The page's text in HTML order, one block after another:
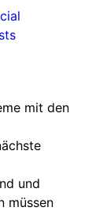
mit den
und
müssen